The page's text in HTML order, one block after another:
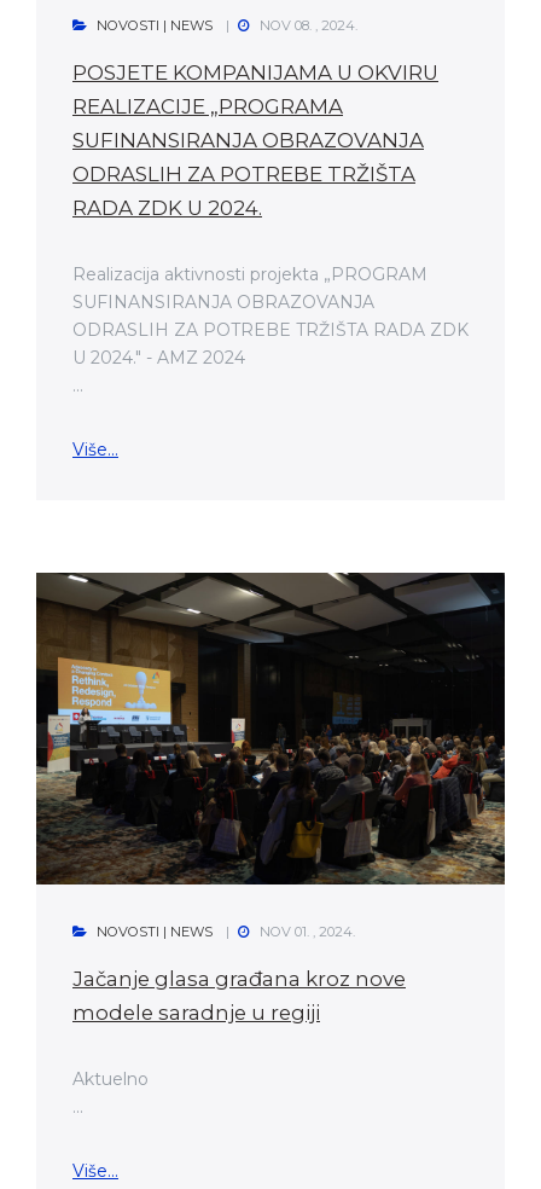
NOVOSTI | NEWS NOV 08. , 2024.
POSJETE KOMPANIJAMA U OKVIRU
REALIZACIJE „PROGRAMA
SUFINANSIRANJA OBRAZOVANJA
ODRASLIH ZA POTREBE TRŽIŠTA
RADA ZDK U 2024.
Realizacija aktivnosti projekta „PROGRAM
SUFINANSIRANJA OBRAZOVANJA
ODRASLIH ZA POTREBE TRŽIŠTA RADA ZDK
U 2024." - AMZ 2024
...
Više...
NOVOSTI | NEWS NOV 01. , 2024.
Jačanje glasa građana kroz nove
modele saradnje u regiji
Aktuelno
...
Više...